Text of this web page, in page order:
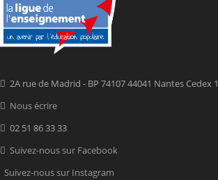
2A rue de Madrid - BP 74107 44041 Nantes Cedex 1
Nous écrire
02 51 86 33 33
Suivez-nous sur Facebook
Suivez-nous sur Instagram